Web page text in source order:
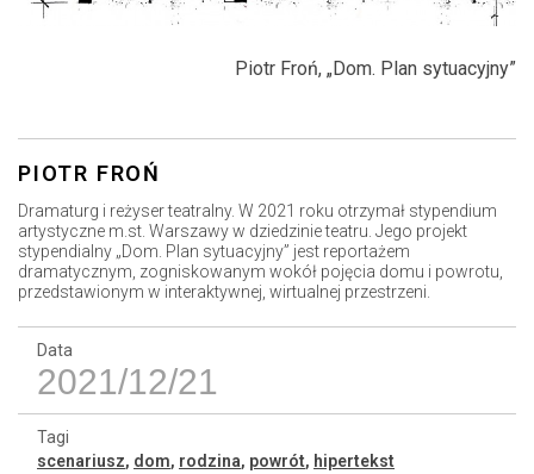
Piotr Froń, „Dom. Plan sytuacyjny”
PIOTR FROŃ
Dramaturg i reżyser teatralny. W 2021 roku otrzymał stypendium
artystyczne m.st. Warszawy w dziedzinie teatru. Jego projekt
stypendialny „Dom. Plan sytuacyjny” jest reportażem
dramatycznym, zogniskowanym wokół pojęcia domu i powrotu,
przedstawionym w interaktywnej, wirtualnej przestrzeni.
Data
2021/12/21
Tagi
scenariusz, dom, rodzina, powrót, hipertekst